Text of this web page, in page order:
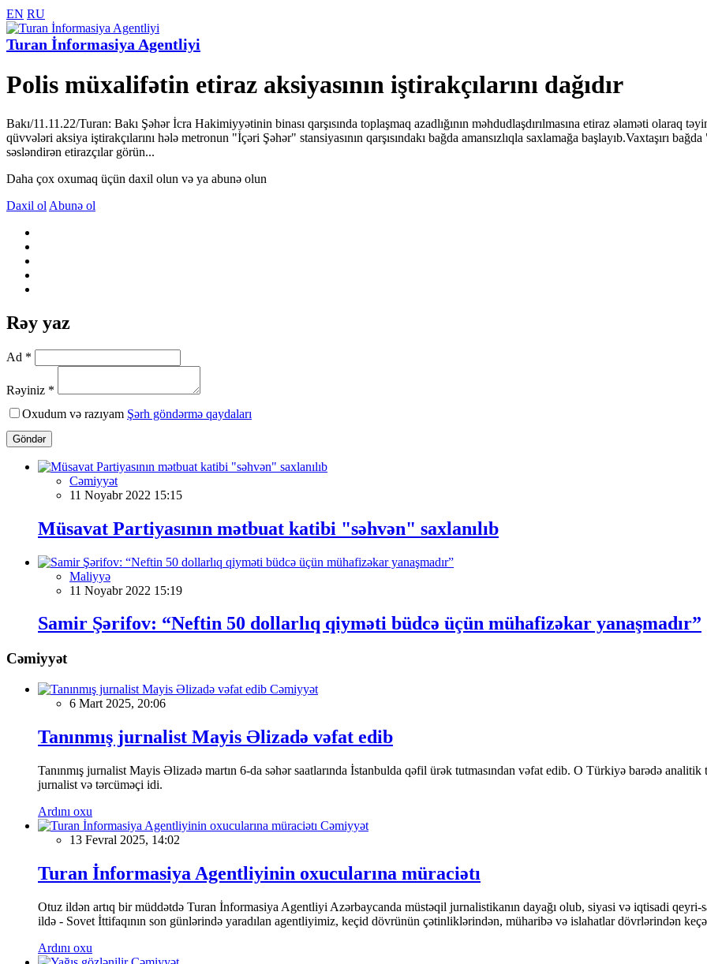
EN RU
Turan İnformasiya Agentliyi
Polis müxalifətin etiraz aksiyasının iştirakçılarını dağıdır
Bakı/11.11.22/Turan: Bakı Şəhər İcra Hakimiyyətinin binası qarşısında toplaşmaq azadlığının məhdudlaşdırılmasına etiraz əlaməti olaraq
qüvvələri aksiya iştirakçılarını hələ metronun "İçəri Şəhər" stansiyasının qarşısındakı bağda amansızlıqla saxlamağa başlayıb.Vaxtaşırı
səsləndirən etirazçılar görün...
Daha çox oxumaq üçün daxil olun və ya abunə olun
Daxil ol Abunə ol
Rəy yaz
Ad *
Rəyiniz *
Oxudum və razıyam Şərh göndərmə qaydaları
Göndər
Cəmiyyət
11 Noyabr 2022 15:15
Müsavat Partiyasının mətbuat katibi "səhvən" saxlanılıb
Maliyyə
11 Noyabr 2022 15:19
Samir Şərifov: “Neftin 50 dollarlıq qiyməti büdcə üçün mühafizəkar yanaşmadır”
Cəmiyyət
Cəmiyyət
6 Mart 2025, 20:06
Tanınmış jurnalist Mayis Əlizadə vəfat edib
Tanınmış jurnalist Mayis Əlizadə martın 6-da səhər saatlarında İstanbulda qəfil ürək tutmasından vəfat edib. O Türkiyə barədə
jurnalist və tərcüməçi idi.
Ardını oxu
Cəmiyyət
13 Fevral 2025, 14:02
Turan İnformasiya Agentliyinin oxucularına müraciətı
Otuz ildən artıq bir müddətdə Turan İnformasiya Agentliyi Azərbaycanda müstəqil jurnalistikanın dayağı olub, siyasi və iqtisadi
ildə - Sovet İttifaqının son günlərində yaradılan agentliyimiz, keçid dövrünün çətinliklərindən, müharibə və islahatlar dövrlərindən
Ardını oxu